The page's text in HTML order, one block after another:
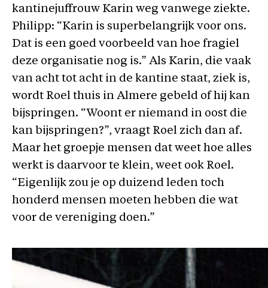
kantinejuffrouw Karin weg vanwege ziekte.
Philipp: “Karin is superbelangrijk voor ons.
Dat is een goed voorbeeld van hoe fragiel
deze organisatie nog is.” Als Karin, die vaak
van acht tot acht in de kantine staat, ziek is,
wordt Roel thuis in Almere gebeld of hij kan
bijspringen. “Woont er niemand in oost die
kan bijspringen?”, vraagt Roel zich dan af.
Maar het groepje mensen dat weet hoe alles
werkt is daarvoor te klein, weet ook Roel.
“Eigenlijk zou je op duizend leden toch
honderd mensen moeten hebben die wat
voor de vereniging doen.”